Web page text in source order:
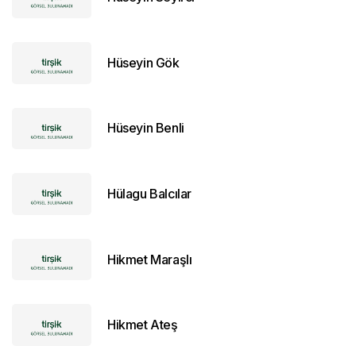
Hüseyin Gök
Hüseyin Benli
Hülagu Balcılar
Hikmet Maraşlı
Hikmet Ateş